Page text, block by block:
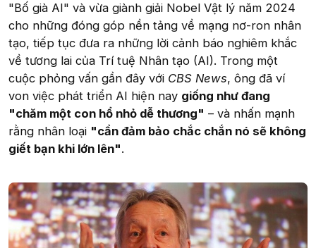
"Bố già AI" và vừa giành giải Nobel Vật lý năm 2024
cho những đóng góp nền tảng về mạng nơ-ron nhân
tạo, tiếp tục đưa ra những lời cảnh báo nghiêm khắc
về tương lai của Trí tuệ Nhân tạo (AI). Trong một
cuộc phỏng vấn gần đây với CBS News, ông đã ví
von việc phát triển AI hiện nay giống như đang
"chăm một con hổ nhỏ dễ thương" – và nhấn mạnh
rằng nhân loại "cần đảm bảo chắc chắn nó sẽ không
giết bạn khi lớn lên".